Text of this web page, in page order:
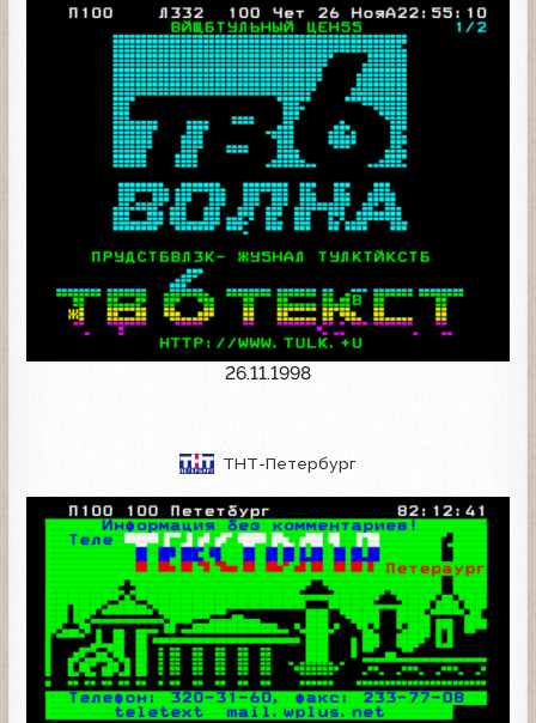
26.11.1998
ТНТ-Петербург